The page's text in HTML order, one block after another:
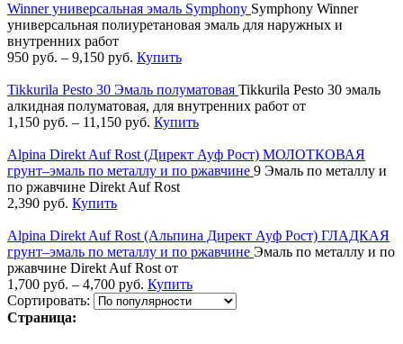
Winner универсальная эмаль Symphony Symphony Winner
универсальная полиуретановая эмаль для наружных и
внутренних работ
950 руб. – 9,150 руб. Купить
Tikkurila Pesto 30 Эмаль полуматовая Tikkurila Pesto 30 эмаль
алкидная полуматовая, для внутренних работ от
1,150 руб. – 11,150 руб. Купить
Alpina Direkt Auf Rost (Директ Ауф Рост) МОЛОТКОВАЯ
грунт–эмаль по металлу и по ржавчине 9 Эмаль по металлу и
по ржавчине Direkt Auf Rost
2,390 руб. Купить
Alpina Direkt Auf Rost (Альпина Директ Ауф Рост) ГЛАДКАЯ
грунт–эмаль по металлу и по ржавчине Эмаль по металлу и по
ржавчине Direkt Auf Rost от
1,700 руб. – 4,700 руб. Купить
Сортировать:
Страница: